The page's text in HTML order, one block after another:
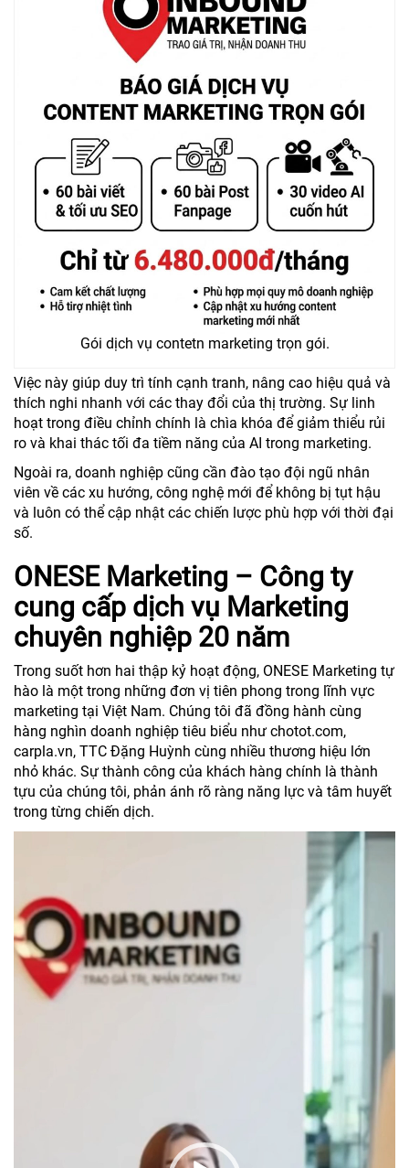
Gói dịch vụ contetn marketing trọn gói.
Việc này giúp duy trì tính cạnh tranh, nâng cao hiệu quả và
thích nghi nhanh với các thay đổi của thị trường. Sự linh
hoạt trong điều chỉnh chính là chìa khóa để giảm thiểu rủi
ro và khai thác tối đa tiềm năng của AI trong marketing.
Ngoài ra, doanh nghiệp cũng cần đào tạo đội ngũ nhân
viên về các xu hướng, công nghệ mới để không bị tụt hậu
và luôn có thể cập nhật các chiến lược phù hợp với thời đại
số.
ONESE Marketing – Công ty
cung cấp dịch vụ Marketing
chuyên nghiệp 20 năm
Trong suốt hơn hai thập kỷ hoạt động, ONESE Marketing tự
hào là một trong những đơn vị tiên phong trong lĩnh vực
marketing tại Việt Nam. Chúng tôi đã đồng hành cùng
hàng nghìn doanh nghiệp tiêu biểu như chotot.com,
carpla.vn, TTC Đặng Huỳnh cùng nhiều thương hiệu lớn
nhỏ khác. Sự thành công của khách hàng chính là thành
tựu của chúng tôi, phản ánh rõ ràng năng lực và tâm huyết
trong từng chiến dịch.